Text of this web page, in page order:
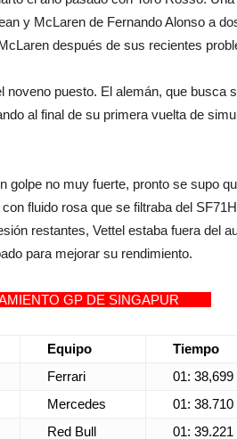
y McLaren de Fernando Alonso a
después de sus recientes
noveno puesto. El alemán, que busca
al final de su primera vuelta de
golpe no muy fuerte, pronto se supo
fluido rosa que se filtraba del
restantes, Vettel estaba fuera del
para mejorar su rendimiento.
GP DE SINGAPUR
Equipo Tiempo
Ferrari 01: 38,699
Mercedes 01: 38.710
Red Bull 01: 39.221